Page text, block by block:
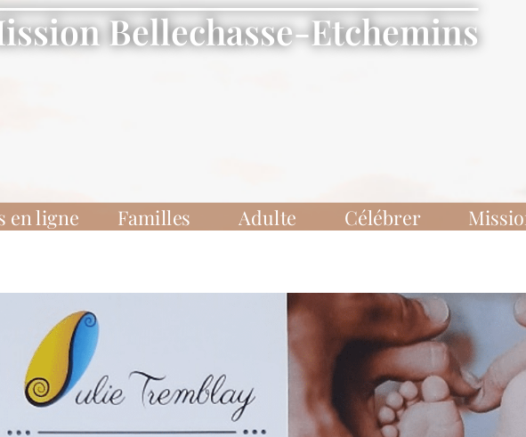
Bellechasse-Etchemins
en ligne Familles Adulte Célébrer